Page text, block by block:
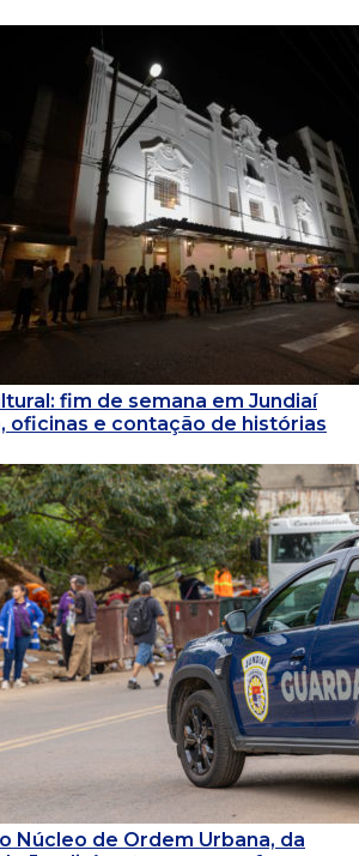
fim de semana em Jundiaí
oficinas e contação de histórias
Núcleo de Ordem Urbana, da